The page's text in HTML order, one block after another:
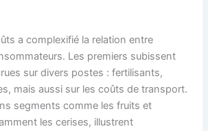
a complexifié la relation entre
Les premiers subissent
sur divers postes : fertilisants,
mais aussi sur les coûts de transport.
segments comme les fruits et
les cerises, illustrent